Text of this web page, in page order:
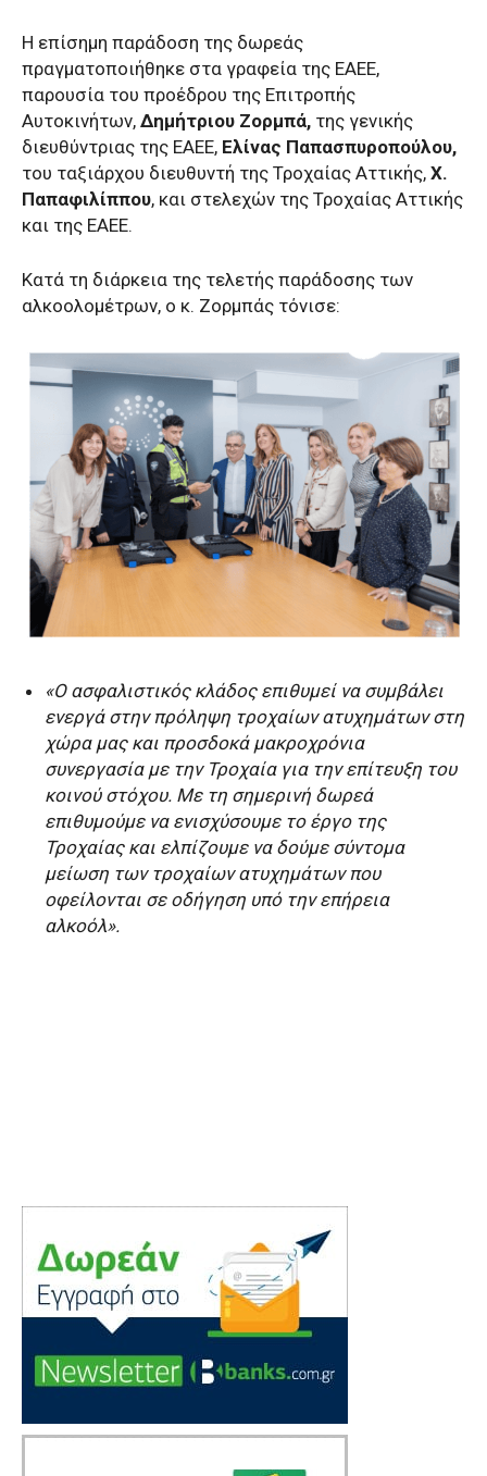
Η επίσημη παράδοση της δωρεάς
πραγματοποιήθηκε στα γραφεία της ΕΑΕΕ,
παρουσία του προέδρου της Επιτροπής
Αυτοκινήτων, Δημήτριου Ζορμπά, της γενικής
διευθύντριας της ΕΑΕΕ, Ελίνας Παπασπυροπούλου,
του ταξιάρχου διευθυντή της Τροχαίας Αττικής, Χ.
Παπαφιλίππου, και στελεχών της Τροχαίας Αττικής
και της ΕΑΕΕ.
Κατά τη διάρκεια της τελετής παράδοσης των
αλκοολομέτρων, o κ. Ζορμπάς τόνισε:
«Ο ασφαλιστικός κλάδος επιθυμεί να συμβάλει
ενεργά στην πρόληψη τροχαίων ατυχημάτων στη
χώρα μας και προσδοκά μακροχρόνια
συνεργασία με την Τροχαία για την επίτευξη του
κοινού στόχου. Με τη σημερινή δωρεά
επιθυμούμε να ενισχύσουμε το έργο της
Τροχαίας και ελπίζουμε να δούμε σύντομα
μείωση των τροχαίων ατυχημάτων που
οφείλονται σε οδήγηση υπό την επήρεια
αλκοόλ».